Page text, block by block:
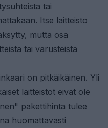
tai
Itse laitteisto
mutta osa
tai varusteista
on pitkäikäinen. Yli
laitteistot eivät ole
pakettihinta tulee
huomattavasti